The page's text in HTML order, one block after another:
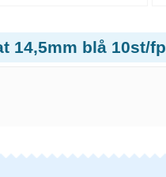
14,5mm blå 10st/fp